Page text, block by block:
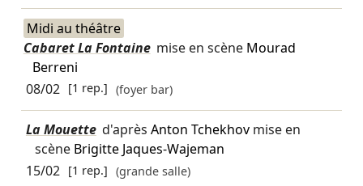
Midi au théâtre
Cabaret La Fontaine mise en scène Mourad
Berreni
08/02 [1 rep.] (foyer bar)
La Mouette d'après Anton Tchekhovmise en
scène Brigitte Jaques-Wajeman
15/02 [1 rep.] (grande salle)